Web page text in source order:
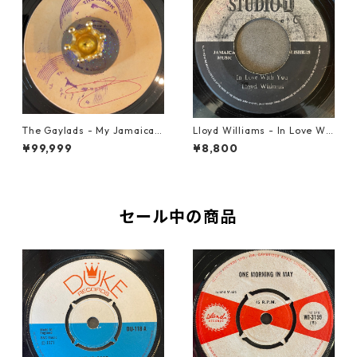
The Gaylads - My Jamaican
Girl【7-22009】
¥99,999
Lloyd Williams - In Love Wit
h You【7-21917】
¥8,800
セール中の商品